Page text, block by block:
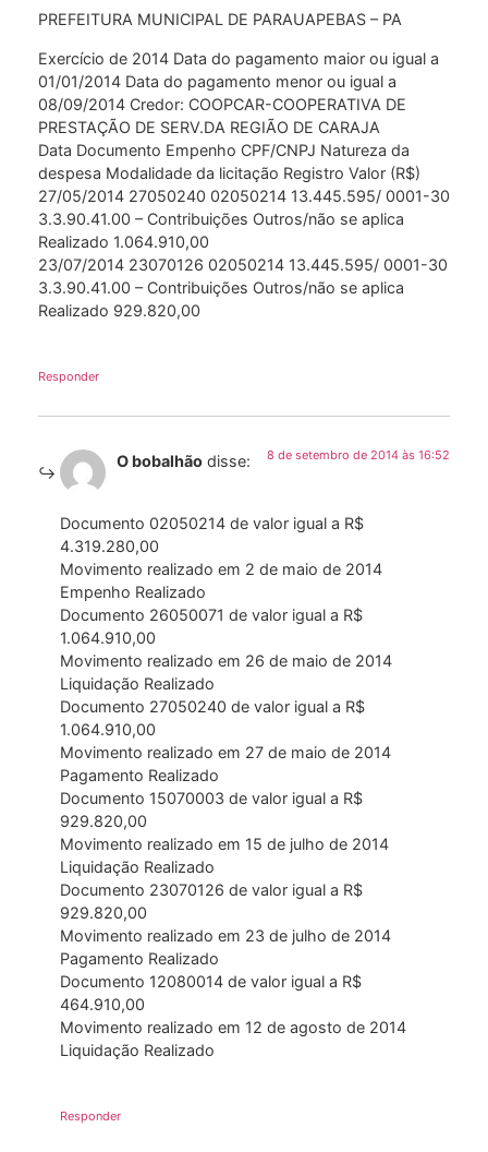
PREFEITURA MUNICIPAL DE PARAUAPEBAS – PA
Exercício de 2014 Data do pagamento maior ou igual a
01/01/2014 Data do pagamento menor ou igual a
08/09/2014 Credor: COOPCAR-COOPERATIVA DE
PRESTAÇÃO DE SERV.DA REGIÃO DE CARAJA
Data Documento Empenho CPF/CNPJ Natureza da
despesa Modalidade da licitação Registro Valor (R$)
27/05/2014 27050240 02050214 13.445.595/ 0001-30
3.3.90.41.00 – Contribuições Outros/não se aplica
Realizado 1.064.910,00
23/07/2014 23070126 02050214 13.445.595/ 0001-30
3.3.90.41.00 – Contribuições Outros/não se aplica
Realizado 929.820,00
Responder
O bobalhão disse: 8 de setembro de 2014 às 16:52
Documento 02050214 de valor igual a R$
4.319.280,00
Movimento realizado em 2 de maio de 2014
Empenho Realizado
Documento 26050071 de valor igual a R$
1.064.910,00
Movimento realizado em 26 de maio de 2014
Liquidação Realizado
Documento 27050240 de valor igual a R$
1.064.910,00
Movimento realizado em 27 de maio de 2014
Pagamento Realizado
Documento 15070003 de valor igual a R$
929.820,00
Movimento realizado em 15 de julho de 2014
Liquidação Realizado
Documento 23070126 de valor igual a R$
929.820,00
Movimento realizado em 23 de julho de 2014
Pagamento Realizado
Documento 12080014 de valor igual a R$
464.910,00
Movimento realizado em 12 de agosto de 2014
Liquidação Realizado
Responder